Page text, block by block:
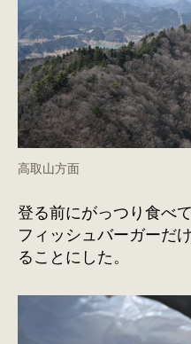
高取山方面
登る前にがっつり食べ
フィッシュバーガーだ
ることにした。